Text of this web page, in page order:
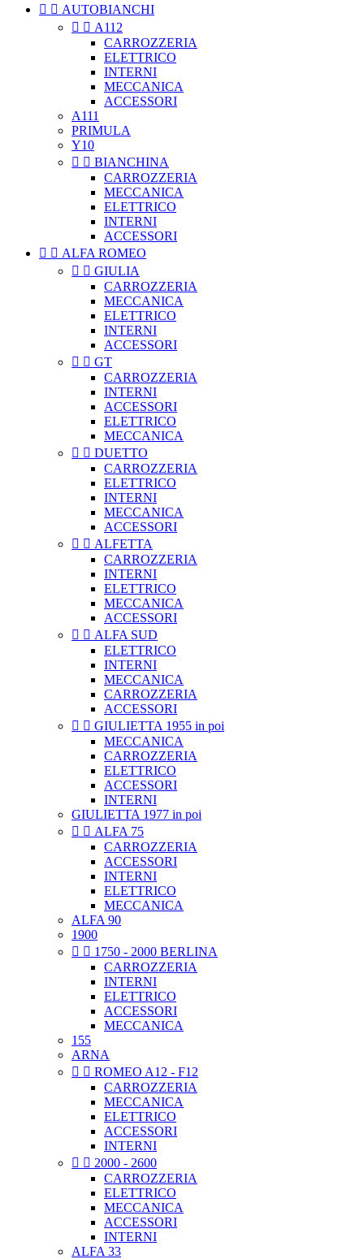
  AUTOBIANCHI
  A112
CARROZZERIA
ELETTRICO
INTERNI
MECCANICA
ACCESSORI
A111
PRIMULA
Y10
  BIANCHINA
CARROZZERIA
MECCANICA
ELETTRICO
INTERNI
ACCESSORI
  ALFA ROMEO
  GIULIA
CARROZZERIA
MECCANICA
ELETTRICO
INTERNI
ACCESSORI
  GT
CARROZZERIA
INTERNI
ACCESSORI
ELETTRICO
MECCANICA
  DUETTO
CARROZZERIA
ELETTRICO
INTERNI
MECCANICA
ACCESSORI
  ALFETTA
CARROZZERIA
INTERNI
ELETTRICO
MECCANICA
ACCESSORI
  ALFA SUD
ELETTRICO
INTERNI
MECCANICA
CARROZZERIA
ACCESSORI
  GIULIETTA 1955 in poi
MECCANICA
CARROZZERIA
ELETTRICO
ACCESSORI
INTERNI
GIULIETTA 1977 in poi
  ALFA 75
CARROZZERIA
ACCESSORI
INTERNI
ELETTRICO
MECCANICA
ALFA 90
1900
  1750 - 2000 BERLINA
CARROZZERIA
INTERNI
ELETTRICO
ACCESSORI
MECCANICA
155
ARNA
  ROMEO A12 - F12
CARROZZERIA
MECCANICA
ELETTRICO
ACCESSORI
INTERNI
  2000 - 2600
CARROZZERIA
ELETTRICO
MECCANICA
ACCESSORI
INTERNI
ALFA 33